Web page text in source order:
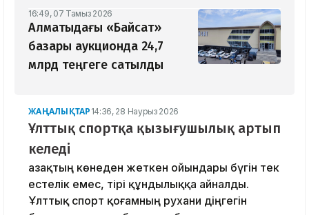
16:49, 07 Тамыз 2026
Алматыдағы «Байсат»
базары аукционда 24,7
млрд теңгеге сатылды
ЖАҢАЛЫҚТАР 14:36, 28 Наурыз 2026
Ұлттық спортқа қызығушылық артып
келеді
Қазақтың көнеден жеткен ойындары бүгін тек
естелік емес, тірі құндылыққа айналды.
Ұлттық спорт қоғамның рухани діңгегін